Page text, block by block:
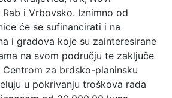
i Vrbovsko. Iznimno od
će se sufinancirati i na
i gradova koje su zainteresirane
na svom području te zaključe
za brdsko-planinsku
u pokrivanju troškova rada